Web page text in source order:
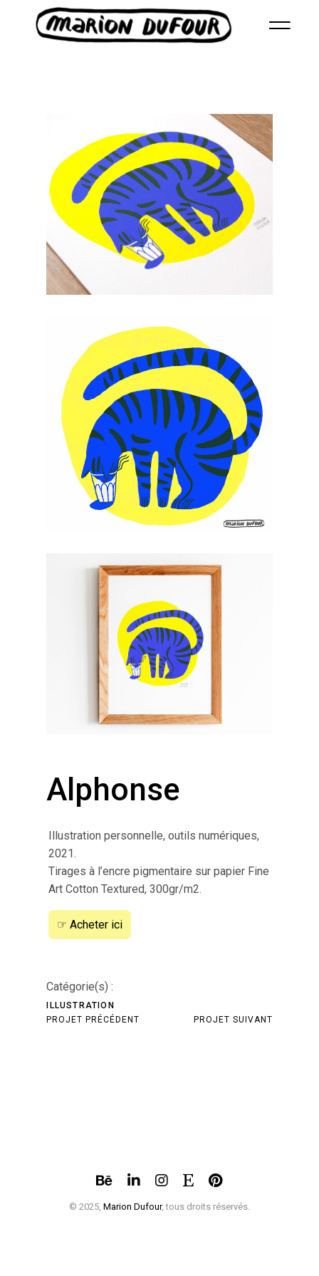
Alphonse
Illustration personnelle, outils numériques,
2021.
Tirages à l’encre pigmentaire sur papier Fine
Art Cotton Textured, 300gr/m2.
☞ Acheter ici
Catégorie(s) :
ILLUSTRATION
PROJET PRÉCÉDENT
PROJET SUIVANT
© 2025, Marion Dufour, tous droits réservés.